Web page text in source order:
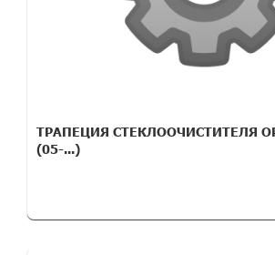
ТРАПЕЦИЯ СТЕКЛООЧИСТИТЕЛЯ
(05-...)